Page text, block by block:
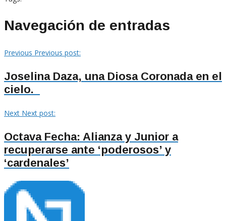
Navegación de entradas
Previous Previous post:
Joselina Daza, una Diosa Coronada en el
cielo.
Next Next post:
Octava Fecha: Alianza y Junior a
recuperarse ante ‘poderosos’ y
‘cardenales’